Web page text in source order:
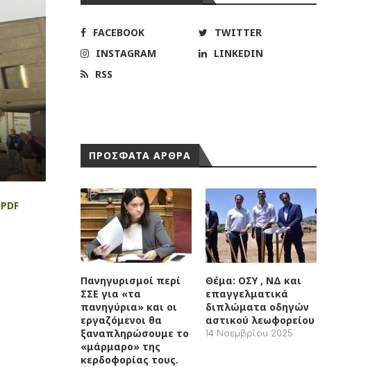
FACEBOOK
TWITTER
INSTAGRAM
LINKEDIN
RSS
ΠΡΟΣΦΑΤΑ ΑΡΘΡΑ
Πανηγυρισμοί περί
ΣΣΕ για «τα
πανηγύρια» και οι
εργαζόμενοι θα
ξαναπληρώσουμε το
«μάρμαρο» της
κερδοφορίας τους.
Θέμα: ΟΣΥ , ΝΔ και
επαγγελματικά
διπλώματα οδηγών
αστικού λεωφορείου
14 Νοεμβρίου 2025